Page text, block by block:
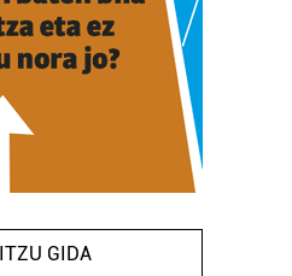
GIDA